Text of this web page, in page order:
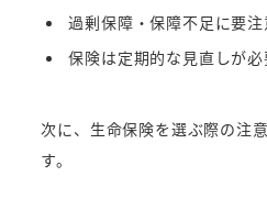
過剰保障・保障不足に要注
保険は定期的な見直しが必
次に、生命保険を選ぶ際の注
す。